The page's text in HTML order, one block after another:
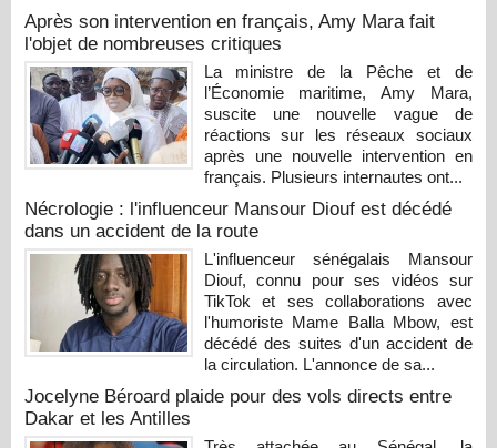
Après son intervention en français, Amy Mara fait
l'objet de nombreuses critiques
La ministre de la Pêche et de
l’Économie maritime, Amy Mara,
suscite une nouvelle vague de
réactions sur les réseaux sociaux
après une nouvelle intervention en
français. Plusieurs internautes ont...
Nécrologie : l'influenceur Mansour Diouf est décédé
dans un accident de la route
L'influenceur sénégalais Mansour
Diouf, connu pour ses vidéos sur
TikTok et ses collaborations avec
l'humoriste Mame Balla Mbow, est
décédé des suites d'un accident de
la circulation. L'annonce de sa...
Jocelyne Béroard plaide pour des vols directs entre
Dakar et les Antilles